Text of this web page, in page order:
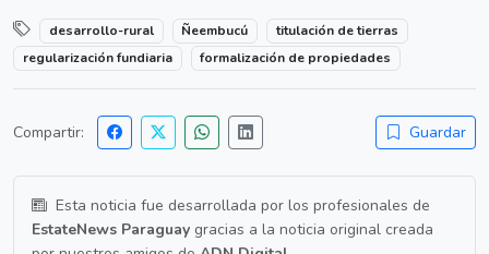
desarrollo-rural Ñeembucú
titulación de tierras
regularización fundiaria
formalización de propiedades
Compartir: Guardar
Esta noticia fue desarrollada por los profesionales de
EstateNews Paraguay gracias a la noticia original creada